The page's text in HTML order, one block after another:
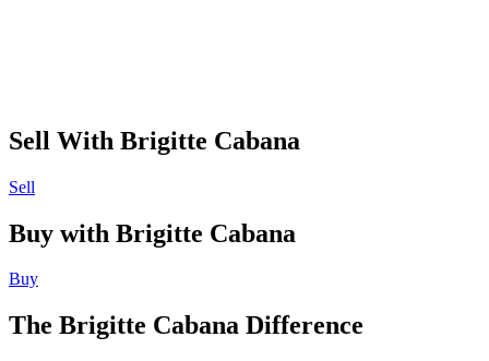
Sell With Brigitte Cabana
Sell
Buy with Brigitte Cabana
Buy
The Brigitte Cabana Difference